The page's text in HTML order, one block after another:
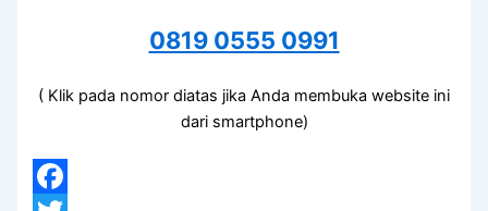
0819 0555 0991
( Klik pada nomor diatas jika Anda membuka website ini
dari smartphone)